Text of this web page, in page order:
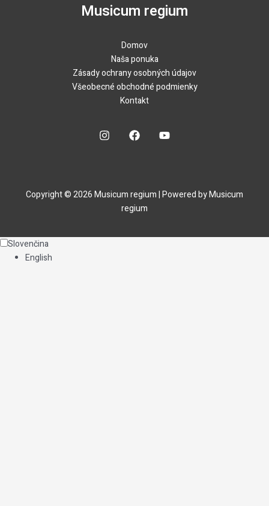
Musicum regium
Domov
Naša ponuka
Zásady ochrany osobných údajov
Všeobecné obchodné podmienky
Kontakt
Copyright © 2026 Musicum regium | Powered by Musicum
regium
Slovenčina
English